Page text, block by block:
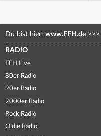
Du bist hier: www.FFH.de >>>
RADIO
FFH Live
80er Radio
90er Radio
2000er Radio
Rock Radio
Oldie Radio